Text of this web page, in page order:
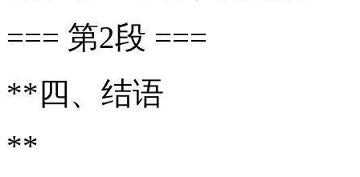
=== 第2段 ===
**四、结语
**